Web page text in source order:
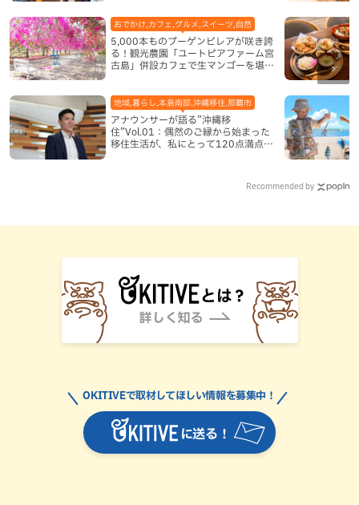
5,000本ものブーゲンビレアが咲き誇
る！観光農園「ユートピアファーム宮
古島」併設カフェで生マンゴーを堪能
おでかけ,カフェ,グルメ,スイーツ,自然
アナウンサーが語る”沖縄移
住”Vol.01：偶然のご縁から始まった
移住生活が、私にとって120点満点に
地域,暮らし,本島南部,沖縄移住,那覇市
Recommended by
に送る！
OKITIVEで取材してほしい情報を募集中！